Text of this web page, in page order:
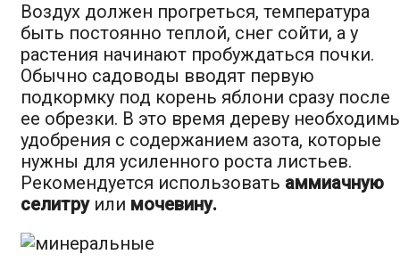
Воздух должен прогреться, температура
быть постоянно теплой, снег сойти, а у
растения начинают пробуждаться почки.
Обычно садоводы вводят первую
подкормку под корень яблони сразу после
ее обрезки. В это время дереву
удобрения с содержанием азота, которые
нужны для усиленного роста листьев.
Рекомендуется использовать аммиачную
селитруили мочевину.